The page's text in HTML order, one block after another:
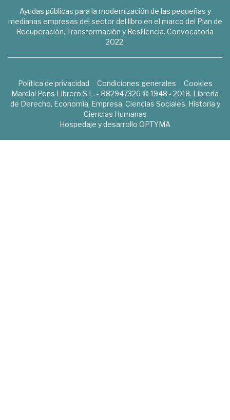
Ayudas públicas para la modernización de las pequeñas y
medianas empresas del sector del libro en el marco del Plan de
Recuperación, Transformación y Resiliencia. Convocatoria
2022.
Política de privacidad Condiciones generales
Cookies
Marcial Pons Librero S.L. - B82947326 © 1948 - 2018. Librería
de Derecho, Economía, Empresa, Ciencias Sociales, Historia y
Ciencias Humanas
Hospedaje y desarrollo OPTYMA